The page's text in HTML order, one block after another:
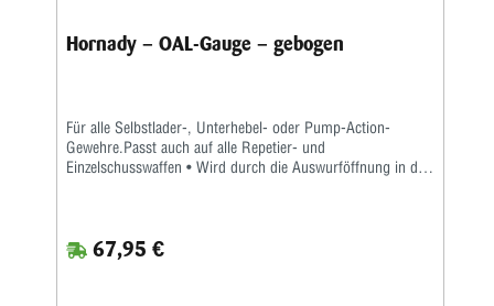
Hornady – OAL-Gauge – gebogen
Für alle Selbstlader-, Unterhebel- oder Pump-Action-
Gewehre.Passt auch auf alle Repetier- und
Einzelschusswaffen • Wird durch die Auswurföffnung in die
67,95 €